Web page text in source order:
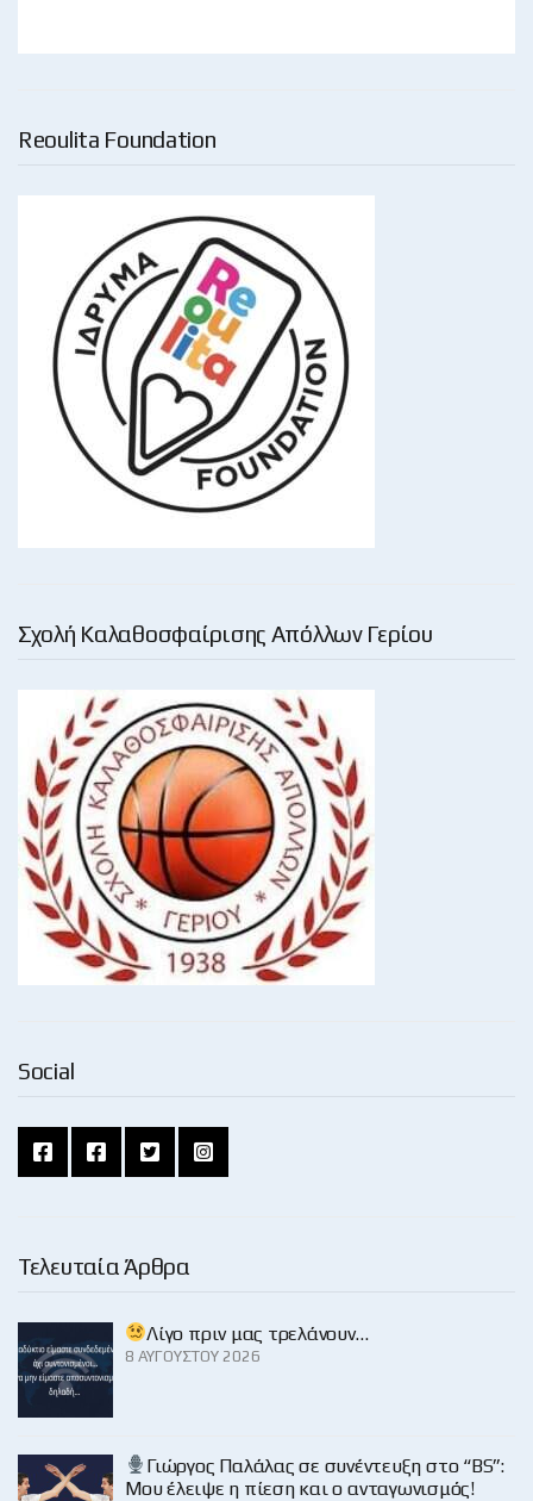
Reoulita Foundation
Σχολή Καλαθοσφαίρισης Απόλλων Γερίου
Social
Τελευταία Άρθρα
Λίγο πριν μας τρελάνουν…
8 ΑΥΓΟΎΣΤΟΥ 2026
Γιώργος Παλάλας σε συνέντευξη στο “BS”:
Μου έλειψε η πίεση και ο ανταγωνισμός!